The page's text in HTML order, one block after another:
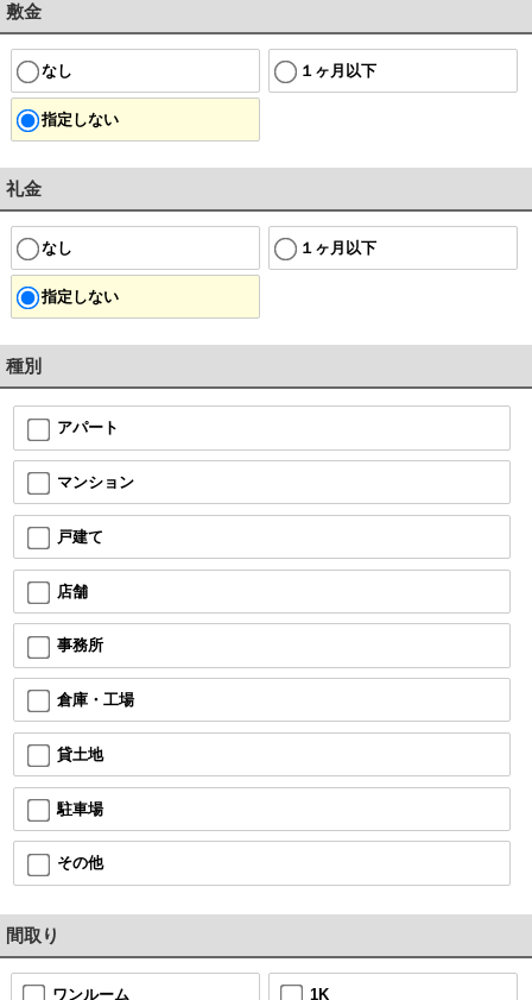
敷金
なし １ヶ月以下
指定しない
礼金
なし １ヶ月以下
指定しない
種別
アパート
マンション
戸建て
店舗
事務所
倉庫・工場
貸土地
駐車場
その他
間取り
ワンルーム 1K